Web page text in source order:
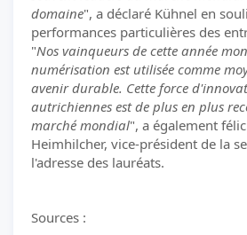
domaine", a déclaré Kühnel en
performances particulières des
"Nos vainqueurs de cette année
numérisation est utilisée comme
avenir durable. Cette force
autrichiennes est de plus en plus
marché mondial", a également
Heimhilcher, vice-président de la
l'adresse des lauréats.
Sources :